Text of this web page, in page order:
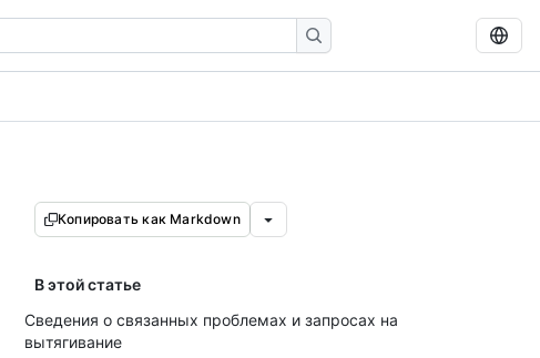
Копировать как Markdown
В этой статье
Сведения о связанных проблемах и запросах на
вытягивание